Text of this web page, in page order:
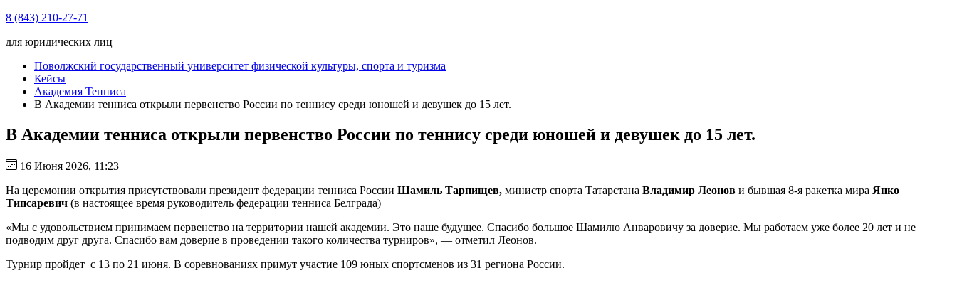
8 (843) 210-27-71
для юридических лиц
Поволжский государственный университет физической культуры, спорта и туризма
Кейсы
Академия Тенниса
В Академии тенниса открыли первенство России по теннису среди юношей и девушек до 15 лет.
В Академии тенниса открыли первенство России по теннису среди юношей и девушек до 15 лет.
16 Июня 2026, 11:23
На церемонии открытия присутствовали президент федерации тенниса России Шамиль Тарпищев, министр спорта Татарстана Владимир Леонов и бывшая 8-я ракетка мира Янко
Типсаревич (в настоящее время руководитель федерации тенниса Белграда)
«Мы с удовольствием принимаем первенство на территории нашей академии. Это наше будущее. Спасибо большое Шамилю Анваровичу за доверие. Мы работаем уже более 20 лет и не
подводим друг друга. Спасибо вам доверие в проведении такого количества турниров», — отметил Леонов.
Турнир пройдет с 13 по 21 июня. В соревнованиях примут участие 109 юных спортсменов из 31 региона России.